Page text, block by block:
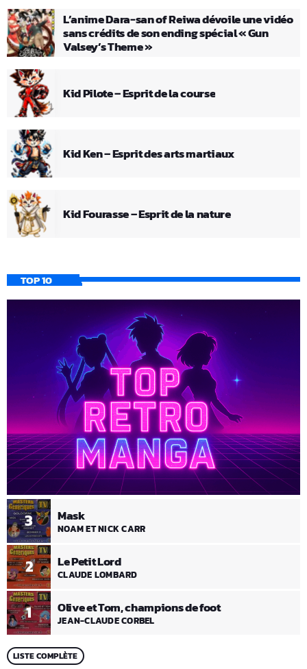
L’anime Dara-san of Reiwa dévoile une vidéo
sans crédits de son ending spécial « Gun
Valsey’s Theme »
Kid Pilote – Esprit de la course
Kid Ken – Esprit des arts martiaux
Kid Fourasse – Esprit de la nature
TOP 10
1 Olive et Tom, champions de foot
JEAN-CLAUDE CORBEL
2 Le Petit Lord
CLAUDE LOMBARD
3 Mask
NOAM ET NICK CARR
LISTE COMPLÈTE